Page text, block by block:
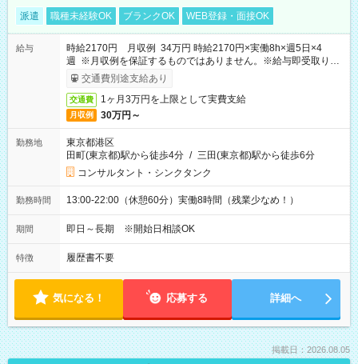
派遣 職種未経験OK ブランクOK WEB登録・面接OK
給与
時給2170円 月収例 34万円 時給2170円×実働8h×週5日×4
週 ※月収例を保証するものではありません。※給与即受取りサ
ービス利用可（利用条件有）
交通費別途支給あり
交通費 1ヶ月3万円を上限として実費支給
月収例 30万円～
勤務地
東京都港区
田町(東京都)駅から徒歩4分 / 三田(東京都)駅から徒歩6分
コンサルタント・シンクタンク
勤務時間 13:00-22:00（休憩60分）実働8時間（残業少なめ！）
期間 即日～長期 ※開始日相談OK
特徴 履歴書不要
気になる！ 応募する 詳細へ
掲載日：2026.08.05